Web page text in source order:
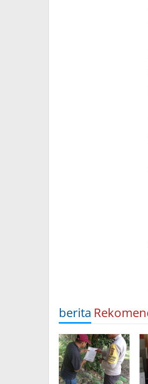
berita